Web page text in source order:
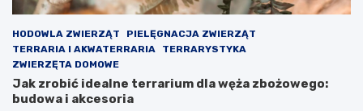
HODOWLA ZWIERZĄT
PIELĘGNACJA ZWIERZĄT
TERRARIA I AKWATERRARIA
TERRARYSTYKA
ZWIERZĘTA DOMOWE
Jak zrobić idealne terrarium dla węża zbożowego:
budowa i akcesoria